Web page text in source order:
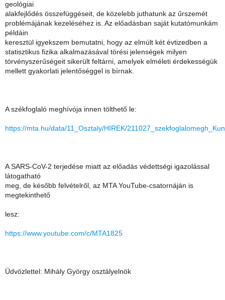
geológiai
alakfejlődés összefüggéseit, de közelebb juthatunk az űrszemét
problémájának kezeléséhez is. Az előadásban saját kutatómunkám
példáin
keresztül igyekszem bemutatni, hogy az elmúlt két évtizedben a
statisztikus fizika alkalmazásával törési jelenségek milyen
törvényszerűségeit sikerült feltárni, amelyek elméleti érdekességük
mellett gyakorlati jelentőséggel is bírnak.
A székfoglaló meghívója innen tölthető le:
https://mta.hu/data/11_Osztaly/HIREK/
A SARS-CoV-2 terjedése miatt az előadás védettségi igazolással
látogatható
meg, de később felvételről, az MTA YouTube-csatornáján is
megtekinthető
lesz:
https://www.youtube.com/c/MTA1825
Üdvözlettel: Mihály György osztályelnök